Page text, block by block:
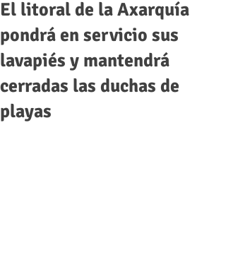
El litoral de la Axarquía
pondrá en servicio sus
lavapiés y mantendrá
cerradas las duchas de
playas